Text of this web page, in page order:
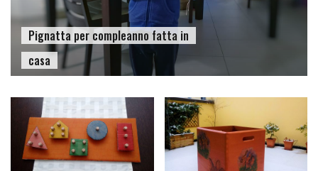
Pignatta per compleanno fatta in
casa